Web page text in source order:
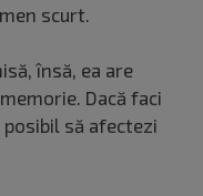
scurt.
însă, ea are
Dacă faci
să afectezi